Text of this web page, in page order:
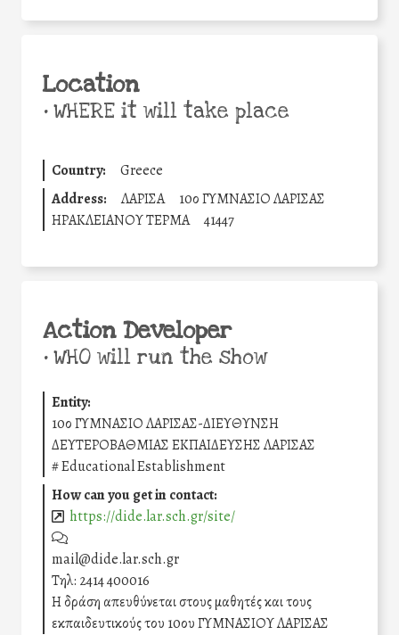
Location
•WHERE it will take place
Country:
Greece
Address:
ΛΑΡΙΣΑ
10ο ΓΥΜΝΑΣΙΟ ΛΑΡΙΣΑΣ
ΗΡΑΚΛΕΙΑΝΟΥ ΤΕΡΜΑ
41447
Action Developer
•WHO will run the show
Entity:
10ο ΓΥΜΝΑΣΙΟ ΛΑΡΙΣΑΣ-ΔΙΕΥΘΥΝΣΗ
ΔΕΥΤΕΡΟΒΑΘΜΙΑΣ ΕΚΠΑΙΔΕΥΣΗΣ ΛΑΡΙΣΑΣ
#Educational Establishment
How can you get in contact:
https://dide.lar.sch.gr/site/
mail@dide.lar.sch.gr
Τηλ: 2414 400016
Η δράση απευθύνεται στους μαθητές και τους
εκπαιδευτικούς του 10ου ΓΥΜΝΑΣΙΟΥ ΛΑΡΙΣΑΣ